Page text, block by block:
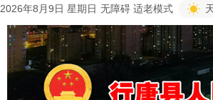
2026年8月9日 星期日 无障碍 适老模式